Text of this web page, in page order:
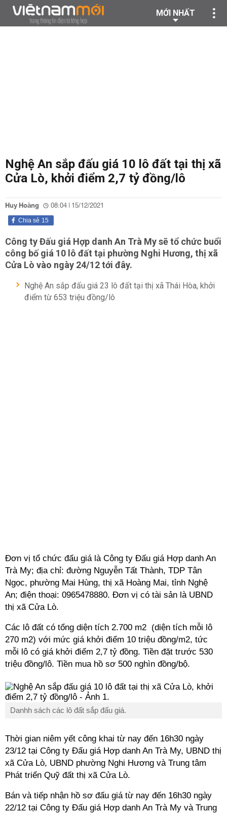
MỚI NHẤT
Nghệ An sắp đấu giá 10 lô đất tại thị xã
Cửa Lò, khởi điểm 2,7 tỷ đồng/lô
Huy Hoàng 08:04 | 15/12/2021
15
Chia sẻ
Công ty Đấu giá Hợp danh An Trà My sẽ tổ chức buổi
công bố giá 10 lô đất tại phường Nghi Hương, thị xã
Cửa Lò vào ngày 24/12 tới đây.
Nghệ An sắp đấu giá 23 lô đất tại thị xã Thái Hòa, khởi
điểm từ 653 triệu đồng/lô
Đơn vị tổ chức đấu giá là Công ty Đấu giá Hợp danh An
Trà My; địa chỉ: đường Nguyễn Tất Thành, TDP Tân
Ngọc, phường Mai Hùng, thị xã Hoàng Mai, tỉnh Nghệ
An; điện thoại: 0965478880. Đơn vị có tài sản là UBND
thị xã Cửa Lò.
Các lô đất có tổng diện tích 2.700 m2 (diện tích mỗi lô
270 m2) với mức giá khởi điểm 10 triệu đồng/m2, tức
mỗi lô có giá khởi điểm 2,7 tỷ đồng. Tiền đặt trước 530
triệu đồng/lô. Tiền mua hồ sơ 500 nghìn đồng/bộ.
Danhh sách các lô đất sắp đấu giá.
Thời gian niêm yết công khai từ nay đến 16h30 ngày
23/12 tại Công ty Đấu giá Hợp danh An Trà My, UBND thị
xã Cửa Lò, UBND phường Nghi Hương và Trung tâm
Phát triển Quỹ đất thị xã Cửa Lò.
Bán và tiếp nhận hồ sơ đấu giá từ nay đến 16h30 ngày
22/12 tại Công ty Đấu giá Hợp danh An Trà My và Trung